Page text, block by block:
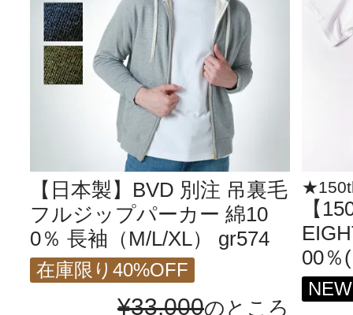
【日本製】BVD 別注 吊裏毛
フルジップパーカー 綿10
0％ 長袖（M/L/XL） gr574
在庫限り40%OFF
¥33,000のところ
【
00％
NEW